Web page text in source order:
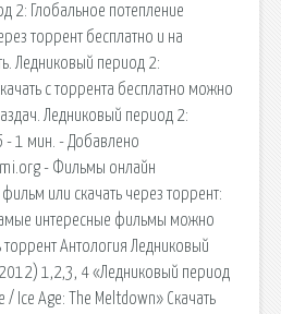
2: Глобальное потепление
торрент бесплатно и на
Ледниковый период 2:
с торрента бесплатно можно
Ледниковый период 2:
- 1 мин. - Добавлено
- Фильмы онлайн
или скачать через торрент:
интересные фильмы можно
торрент Антология Ледниковый
1,2,3, 4 «Ледниковый период
/ Ice Age: The Meltdown» Скачать